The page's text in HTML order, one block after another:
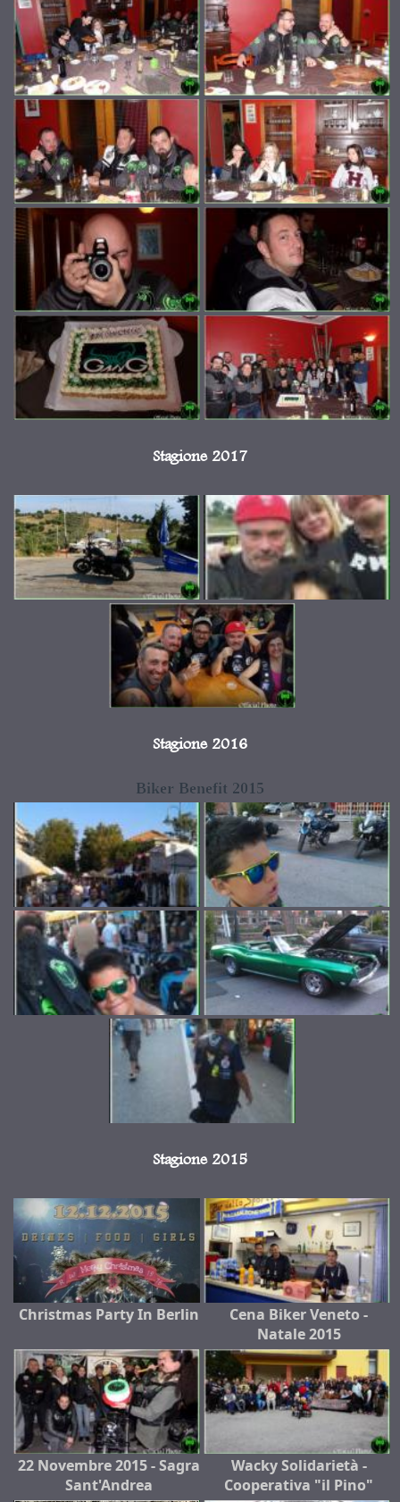
Stagione 2017
Stagione 2016
Biker Benefit 2015
Stagione 2015
Christmas Party In Berlin
Cena Biker Veneto -
Natale 2015
22 Novembre 2015 - Sagra
Sant'Andrea
Wacky Solidarietà -
Cooperativa "il Pino"